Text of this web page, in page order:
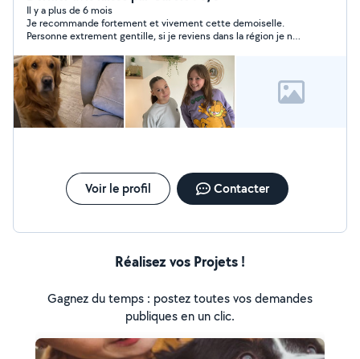
Il y a plus de 6 mois
Je recommande fortement et vivement cette demoiselle.
Personne extrement gentille, si je reviens dans la région je n
Voir le profil Contacter
Réalisez vos Projets !
Gagnez du temps : postez toutes vos demandes
publiques en un clic.